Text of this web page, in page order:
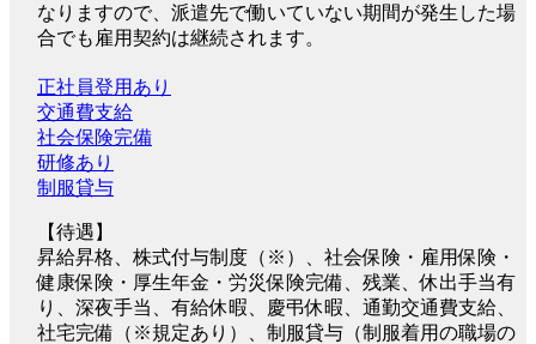
なりますので、派遣先で働いていない期間が発生した場
合でも雇用契約は継続されます。
正社員登用あり
交通費支給
社会保険完備
研修あり
制服貸与
【待遇】
昇給昇格、株式付与制度（※）、社会保険・雇用保険・
健康保険・厚生年金・労災保険完備、残業、休出手当有
り、深夜手当、有給休暇、慶弔休暇、通勤交通費支給、
社宅完備（※規定あり）、制服貸与（制服着用の職場の